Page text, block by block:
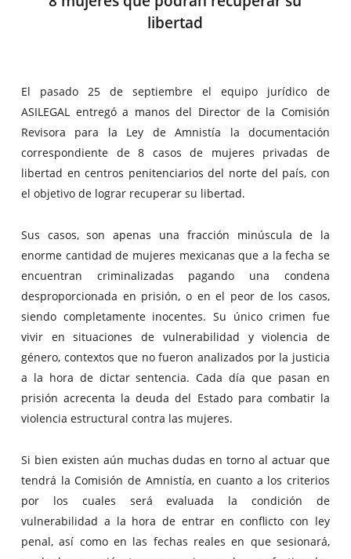
libertad
El pasado 25 de septiembre el equipo jurídico de
ASILEGAL entregó a manos del Director de la Comisión
Revisora para la Ley de Amnistía la documentación
correspondiente de 8 casos de mujeres privadas de
libertad en centros penitenciarios del norte del país, con
el objetivo de lograr recuperar su libertad.
Sus casos, son apenas una fracción minúscula de la
enorme cantidad de mujeres mexicanas que a la fecha se
encuentran criminalizadas pagando una condena
desproporcionada en prisión, o en el peor de los casos,
siendo completamente inocentes. Su único crimen fue
vivir en situaciones de vulnerabilidad y violencia de
género, contextos que no fueron analizados por la justicia
a la hora de dictar sentencia. Cada día que pasan en
prisión acrecenta la deuda del Estado para combatir la
violencia estructural contra las mujeres.
Si bien existen aún muchas dudas en torno al actuar que
tendrá la Comisión de Amnistía, en cuanto a los criterios
por los cuales será evaluada la condición de
vulnerabilidad a la hora de entrar en conflicto con ley
penal, así como en las fechas reales en que sesionará,